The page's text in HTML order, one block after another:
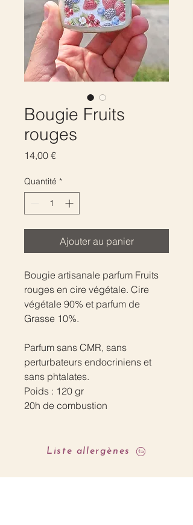
Bougie Fruits
rouges
14,00 €Prix
Quantité *
Ajouter au panier
Bougie artisanale parfum Fruits
rouges en cire végétale. Cire
végétale 90% et parfum de
Grasse 10%.
Parfum sans CMR, sans
perturbateurs endocriniens et
sans phtalates.
Poids : 120 gr
20h de combustion
Liste allergènes